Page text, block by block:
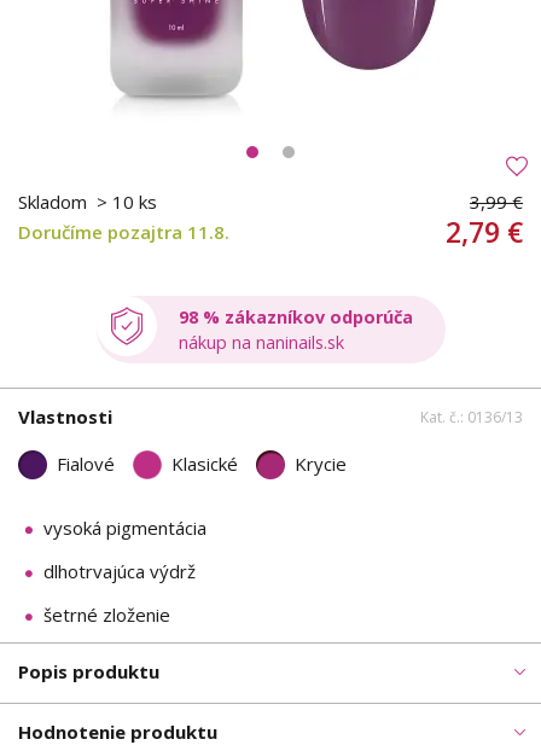
Skladom > 10 ks
Doručíme pozajtra 11.8.
3,99 €
2,79 €
98 % zákazníkov odporúča
nákup na naninails.sk
Vlastnosti Kat. č.: 0136/13
Fialové Klasické Krycie
vysoká pigmentácia
dlhotrvajúca výdrž
šetrné zloženie
Popis produktu
Hodnotenie produktu